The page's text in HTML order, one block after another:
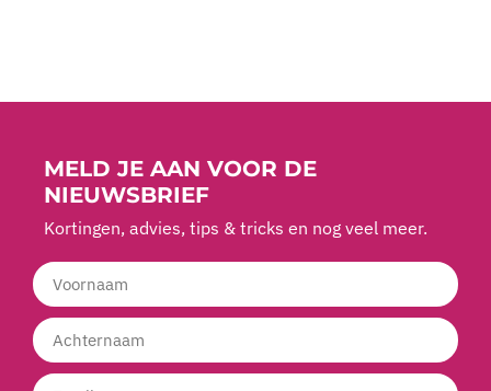
MELD JE AAN VOOR DE
NIEUWSBRIEF
Kortingen, advies, tips & tricks en nog veel meer.